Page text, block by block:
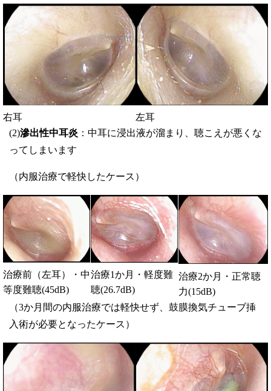
右耳
左耳
(2)滲出性中耳炎 ：中耳に浸出液が溜まり、聴こえが悪くな
ってしまいます
（内服治療で軽快したケース）
治療前（左耳）・中
等度難聴(45dB)
治療1か月・軽度難
聴(26.7dB)
治療2か月・正常聴
力(15dB)
（3か月間の内服治療では軽快せず、鼓膜換気チューブ挿
入術が必要となったケース）